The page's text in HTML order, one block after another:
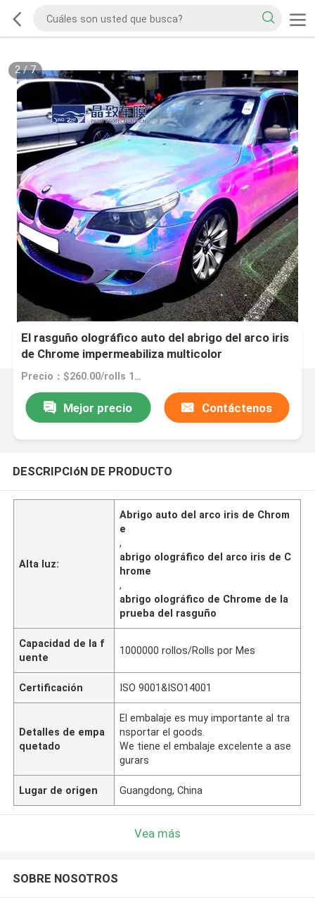
2/7
El rasguño olográfico auto del abrigo del arco iris
de Chrome impermeabiliza multicolor
Precio：$260.00/rolls 1-14 rolls
Mejor precio Contáctenos
DESCRIPCIóN DE PRODUCTO
Alta luz:
Abrigo auto del arco iris de Chrom
e
,
abrigo olográfico del arco iris de C
hrome
,
abrigo olográfico de Chrome de la
prueba del rasguño
Capacidad de la f
uente
1000000 rollos/Rolls por Mes
Certificación ISO 9001&ISO14001
Detalles de empa
quetado
El embalaje es muy importante al tra
nsportar el goods.
We tiene el embalaje excelente a ase
gurars
Lugar de origen Guangdong, China
Vea más
SOBRE NOSOTROS